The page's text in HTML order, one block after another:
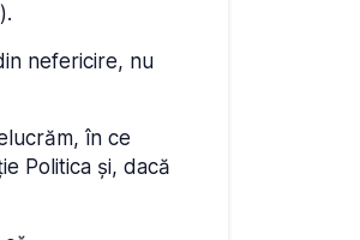
nefericire, nu
în ce
Politica și, dacă